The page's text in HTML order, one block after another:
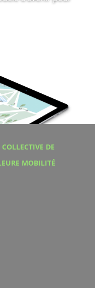
DE
MOBILITÉ